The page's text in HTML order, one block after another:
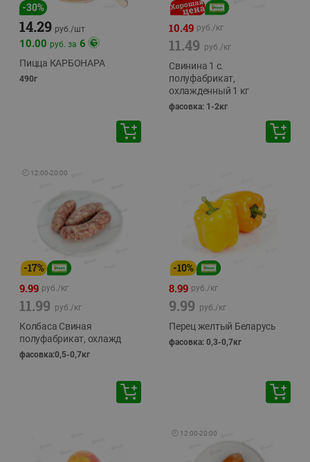
-30%
14.29 руб./шт
10.00 руб. за 6
Пицца КАРБОНАРА
490г
10.49 руб./кг
11.49 руб./кг
Свинина 1 с.
полуфабрикат,
охлажденный 1 кг
фасовка: 1-2кг
🕘 12:00-20:00
-17%
9.99 руб./кг
11.99 руб./кг
Колбаса Свиная
полуфабрикат, охлажд
фасовка:0,5-0,7кг
-10%
8.99 руб./кг
9.99 руб./кг
Перец желтый Беларусь
фасовка: 0,3-0,7кг
🕘 12:00-20:00